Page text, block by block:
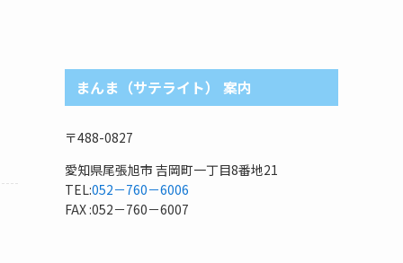
まんま（サテライト） 案内
〒488-0827
愛知県尾張旭市 吉岡町一丁目8番地21
TEL:052－760－6006
FAX :052－760－6007